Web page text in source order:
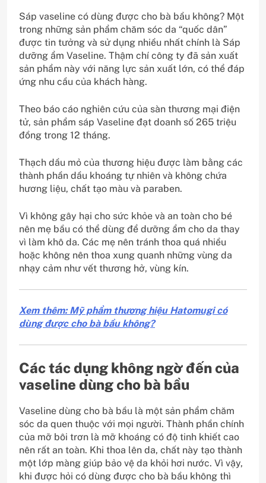
Sáp vaseline có dùng được cho bà bầu không? Một
trong những sản phẩm chăm sóc da “quốc dân”
được tin tưởng và sử dụng nhiều nhất chính là Sáp
dưỡng ẩm Vaseline. Thậm chí công ty đã sản xuất
sản phẩm này với năng lực sản xuất lớn, có thể đáp
ứng nhu cầu của khách hàng.
Theo báo cáo nghiên cứu của sàn thương mại điện
tử, sản phẩm sáp Vaseline đạt doanh số 265 triệu
đồng trong 12 tháng.
Thạch dầu mỏ của thương hiệu được làm bằng các
thành phần dầu khoáng tự nhiên và không chứa
hương liệu, chất tạo màu và paraben.
Vì không gây hại cho sức khỏe và an toàn cho bé
nên mẹ bầu có thể dùng để dưỡng ẩm cho da thay
vì làm khô da. Các mẹ nên tránh thoa quá nhiều
hoặc không nên thoa xung quanh những vùng da
nhạy cảm như vết thương hở, vùng kín.
Xem thêm: Mỹ phẩm thương hiệu Hatomugi có
dùng được cho bà bầu không?
Các tác dụng không ngờ đến của
vaseline dùng cho bà bầu
Vaseline dùng cho bà bầu là một sản phẩm chăm
sóc da quen thuộc với mọi người. Thành phần chính
của mỡ bôi trơn là mỡ khoáng có độ tinh khiết cao
nên rất an toàn. Khi thoa lên da, chất này tạo thành
một lớp màng giúp bảo vệ da khỏi hơi nước. Vì vậy,
khi được hỏi có dùng được cho bà bầu không thì